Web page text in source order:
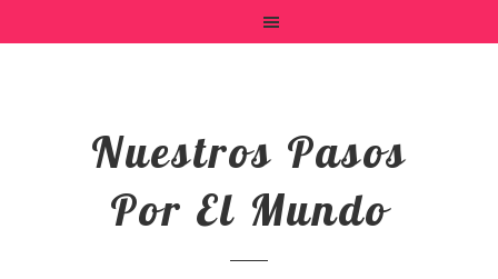
Nuestros Pasos
Por El Mundo